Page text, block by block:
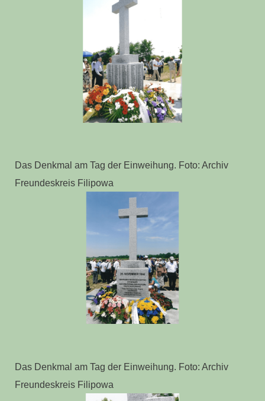
Das Denkmal am Tag der Einweihung. Foto: Archiv
Freundeskreis Filipowa
Das Denkmal am Tag der Einweihung. Foto: Archiv
Freundeskreis Filipowa